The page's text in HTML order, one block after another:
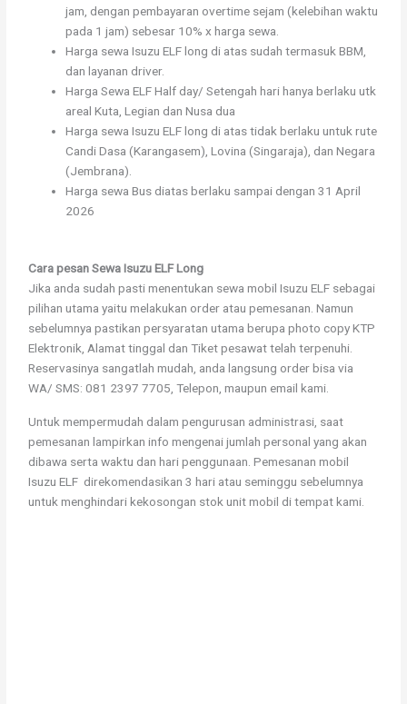
jam, dengan pembayaran overtime sejam (kelebihan waktu
pada 1 jam) sebesar 10% x harga sewa.
Harga sewa Isuzu ELF long di atas sudah termasuk BBM,
dan layanan driver.
Harga Sewa ELF Half day/ Setengah hari hanya berlaku utk
areal Kuta, Legian dan Nusa dua
Harga sewa Isuzu ELF long di atas tidak berlaku untuk rute
Candi Dasa (Karangasem), Lovina (Singaraja), dan Negara
(Jembrana).
Harga sewa Bus diatas berlaku sampai dengan 31 April
2026
Cara pesan Sewa Isuzu ELF Long
Jika anda sudah pasti menentukan sewa mobil Isuzu ELF sebagai
pilihan utama yaitu melakukan order atau pemesanan. Namun
sebelumnya pastikan persyaratan utama berupa photo copy KTP
Elektronik, Alamat tinggal dan Tiket pesawat telah terpenuhi.
Reservasinya sangatlah mudah, anda langsung order bisa via
WA/ SMS: 081 2397 7705, Telepon, maupun email kami.
Untuk mempermudah dalam pengurusan administrasi, saat
pemesanan lampirkan info mengenai jumlah personal yang akan
dibawa serta waktu dan hari penggunaan. Pemesanan mobil
Isuzu ELF direkomendasikan 3 hari atau seminggu sebelumnya
untuk menghindari kekosongan stok unit mobil di tempat kami.